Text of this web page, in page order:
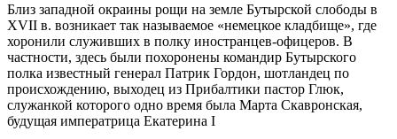
Близ западной окраины рощи на земле Бутырской слободы в
XVII в. возникает так называемое «немецкое кладбище», где
хоронили служивших в полку иностранцев-офицеров. В
частности, здесь были похоронены командир Бутырского
полка известный генерал Патрик Гордон, шотландец по
происхождению, выходец из Прибалтики пастор Глюк,
служанкой которого одно время была Марта Скавронская,
будущая императрица Екатерина I